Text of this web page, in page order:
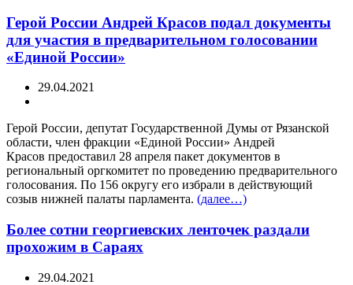
Герой России Андрей Красов подал документы
для участия в предварительном голосовании
«Единой России»
29.04.2021
Герой России, депутат Государственной Думы от Рязанской
области, член фракции «Единой России» Андрей
Красов предоставил 28 апреля пакет документов в
региональный оргкомитет по проведению предварительного
голосования. По 156 округу его избрали в действующий
созыв нижней палаты парламента. (далее…)
Более сотни георгиевских ленточек раздали
прохожим в Сараях
29.04.2021